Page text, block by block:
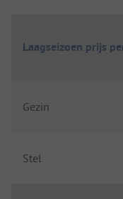
Laagseizoen prijs
Gezin
Stel